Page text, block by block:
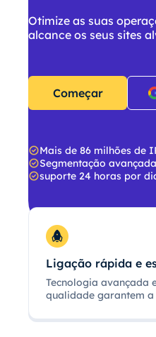
Otimize as suas
alcance os seus sites
Começar
Mais de 86 milhões de
Segmentação avançada
suporte 24 horas por
Ligação rápida e
Tecnologia avançada
qualidade garantem